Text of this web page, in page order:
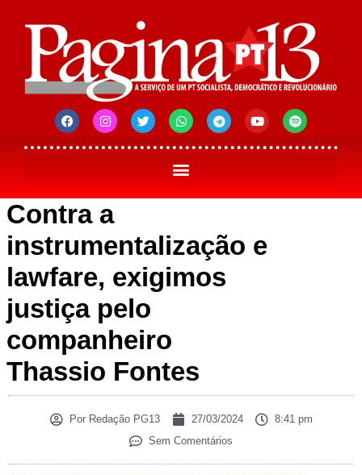
Contra a
instrumentalização e
lawfare, exigimos
justiça pelo
companheiro
Thassio Fontes
PorRedação PG13 27/03/2024
8:41 pm
Sem Comentários